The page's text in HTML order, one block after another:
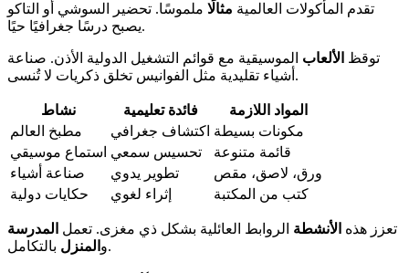
تقدم المأكولات العالمية مثالًا ملموسًا. تحضير السوشي أو التاكو
يصبح درسًا جغرافيًا حيًا.
توقظ الألعاب الموسيقية مع قوائم التشغيل الدولية الأذن. صناعة
أشياء تقليدية مثل الفوانيس تخلق ذكريات لا تُنسى.
نشاط فائدة تعليمية
المواد اللازمة
مطبخ العالم
اكتشاف جغرافي مكونات بسيطة
استماع موسيقي تحسيس سمعي
قائمة متنوعة
صناعة أشياء
تطوير يدوي
ورق، لاصق، مقص
حكايات دولية
إثراء لغوي كتب من المكتبة
تعزز هذه الأنشطة الروابط العائلية بشكل ذي مغزى. تعمل المدرسة
و المنزل بالتكامل.